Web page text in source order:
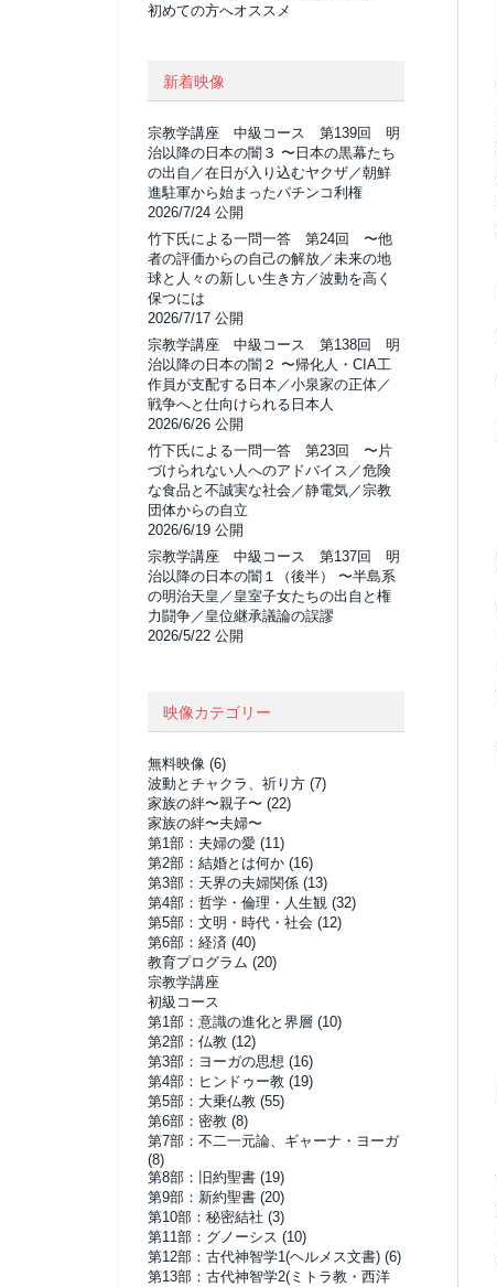
初めての方へオススメ
新着映像
宗教学講座 中級コース 第139回 明
治以降の日本の闇３ 〜日本の黒幕たち
の出自／在日が入り込むヤクザ／朝鮮
進駐軍から始まったパチンコ利権
2026/7/24 公開
竹下氏による一問一答 第24回 〜他
者の評価からの自己の解放／未来の地
球と人々の新しい生き方／波動を高く
保つには
2026/7/17 公開
宗教学講座 中級コース 第138回 明
治以降の日本の闇２ 〜帰化人・CIA工
作員が支配する日本／小泉家の正体／
戦争へと仕向けられる日本人
2026/6/26 公開
竹下氏による一問一答 第23回 〜片
づけられない人へのアドバイス／危険
な食品と不誠実な社会／静電気／宗教
団体からの自立
2026/6/19 公開
宗教学講座 中級コース 第137回 明
治以降の日本の闇１（後半） 〜半島系
の明治天皇／皇室子女たちの出自と権
力闘争／皇位継承議論の誤謬
2026/5/22 公開
映像カテゴリー
無料映像 (6)
波動とチャクラ、祈り方 (7)
家族の絆〜親子〜 (22)
家族の絆〜夫婦〜
第1部：夫婦の愛 (11)
第2部：結婚とは何か (16)
第3部：天界の夫婦関係 (13)
第4部：哲学・倫理・人生観 (32)
第5部：文明・時代・社会 (12)
第6部：経済 (40)
教育プログラム (20)
宗教学講座
初級コース
第1部：意識の進化と界層 (10)
第2部：仏教 (12)
第3部：ヨーガの思想 (16)
第4部：ヒンドゥー教 (19)
第5部：大乗仏教 (55)
第6部：密教 (8)
第7部：不二一元論、ギャーナ・ヨーガ
(8)
第8部：旧約聖書 (19)
第9部：新約聖書 (20)
第10部：秘密結社 (3)
第11部：グノーシス (10)
第12部：古代神智学1(ヘルメス文書) (6)
第13部：古代神智学2(ミトラ教・西洋